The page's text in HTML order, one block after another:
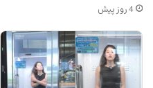
4 روز پیش